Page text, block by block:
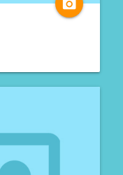
camera_alt